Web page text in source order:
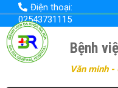
Nhảy
đến
nội
dung
Điện thoại:
02543731115
Bệnh
Văn minh